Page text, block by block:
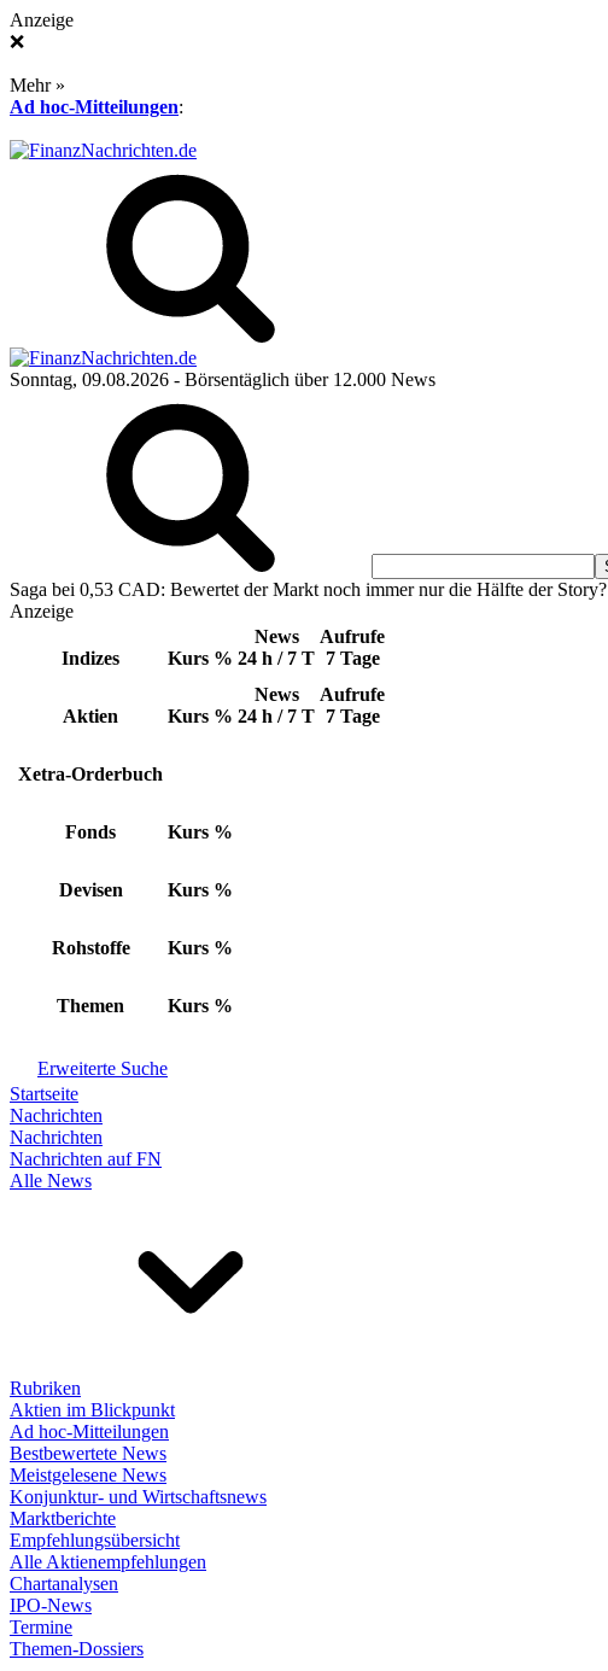
Anzeige
❌
Mehr »
Ad hoc-Mitteilungen:
Sonntag, 09.08.2026 - Börsentäglich über 12.000 News
Saga bei 0,53 CAD: Bewertet der Markt noch immer nur die Hälfte der Story?
Anzeige
Indizes Kurs %
News
24 h / 7 T
Aufrufe
7 Tage
Aktien Kurs %
News
24 h / 7 T
Aufrufe
7 Tage
Xetra-Orderbuch
Fonds Kurs %
Devisen Kurs %
Rohstoffe Kurs %
Themen Kurs %
Erweiterte Suche
Startseite
Nachrichten
Nachrichten
Nachrichten auf FN
Alle News
Rubriken
Aktien im Blickpunkt
Ad hoc-Mitteilungen
Bestbewertete News
Meistgelesene News
Konjunktur- und Wirtschaftsnews
Marktberichte
Empfehlungsübersicht
Alle Aktienempfehlungen
Chartanalysen
IPO-News
Termine
Themen-Dossiers